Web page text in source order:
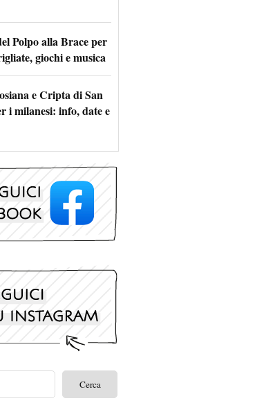
Polpo alla Brace per
giochi e musica
e Cripta di San
i milanesi: info, date e